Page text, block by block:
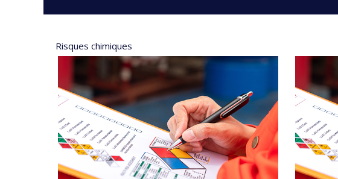
Risques chimiques